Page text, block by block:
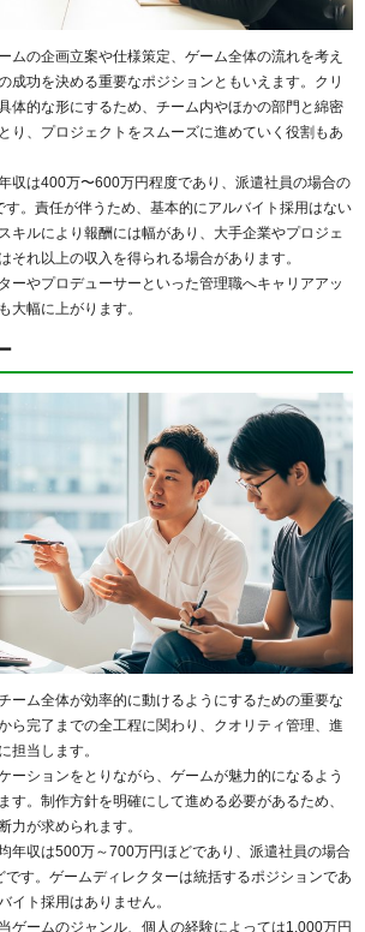
ムの企画立案や仕様策定、ゲーム全体の流れを考え
成功を決める重要なポジションともいえます。クリ
体的な形にするため、チーム内やほかの部門と綿密
り、プロジェクトをスムーズに進めていく役割もあ
収は400万〜600万円程度であり、派遣社員の場合の
。責任が伴うため、基本的にアルバイト採用はない
キルにより報酬には幅があり、大手企業やプロジェ
それ以上の収入を得られる場合があります。
ーやプロデューサーといった管理職へキャリアアッ
大幅に上がります。
ーム全体が効率的に動けるようにするための重要な
ら完了までの全工程に関わり、クオリティ管理、進
担当します。
ーションをとりながら、ゲームが魅力的になるよう
す。制作方針を明確にして進める必要があるため、
力が求められます。
年収は500万～700万円ほどであり、派遣社員の場合
す。ゲームディレクターは統括するポジションであ
イト採用はありません。
ゲームのジャンル、個人の経験によっては1,000万円